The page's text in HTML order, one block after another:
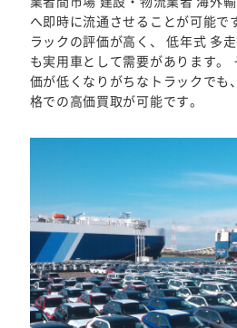
へ即時に流通させることが可能で
ラックの評価が高く、 低年式 多
も実用車として需要があります。
価が低くなりがちなトラックでも
格での高価買取が可能です。